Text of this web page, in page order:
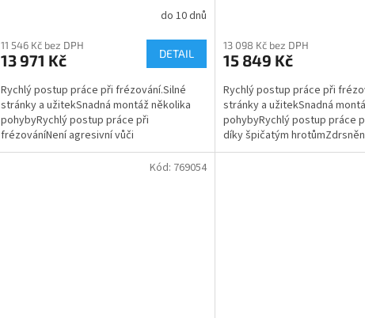
do 10 dnů
11 546 Kč bez DPH
13 971 Kč DETAIL
Rychlý postup práce při frézování.Silné
stránky a užitekSnadná montáž několika
pohybyRychlý postup práce při
frézováníNení agresivní vůči
podkladuStěžejní oblasti použitíNa...
13 098 Kč bez DPH
15 849 Kč
Rychlý postup práce při
stránky a užitekSnadná
pohybyRychlý postup práce
díky špičatým
povrchuStěžejní oblasti...
Kód: 769054